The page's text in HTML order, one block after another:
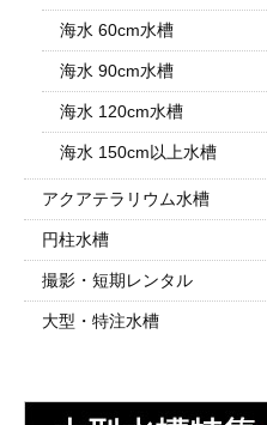
海水 60cm水槽
海水 90cm水槽
海水 120cm水槽
海水 150cm以上水槽
アクアテラリウム水槽
円柱水槽
撮影・短期レンタル
大型・特注水槽